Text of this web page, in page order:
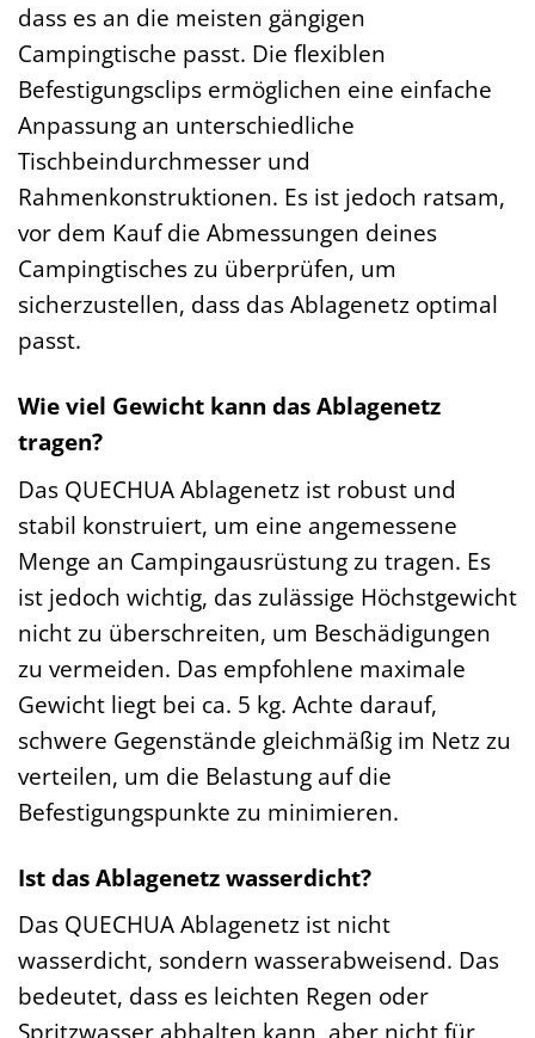
dass es an die meisten gängigen
Campingtische passt. Die flexiblen
Befestigungsclips ermöglichen eine einfache
Anpassung an unterschiedliche
Tischbeindurchmesser und
Rahmenkonstruktionen. Es ist jedoch ratsam,
vor dem Kauf die Abmessungen deines
Campingtisches zu überprüfen, um
sicherzustellen, dass das Ablagenetz optimal
passt.
Wie viel Gewicht kann das Ablagenetz
tragen?
Das QUECHUA Ablagenetz ist robust und
stabil konstruiert, um eine angemessene
Menge an Campingausrüstung zu tragen. Es
ist jedoch wichtig, das zulässige Höchstgewicht
nicht zu überschreiten, um Beschädigungen
zu vermeiden. Das empfohlene maximale
Gewicht liegt bei ca. 5 kg. Achte darauf,
schwere Gegenstände gleichmäßig im Netz zu
verteilen, um die Belastung auf die
Befestigungspunkte zu minimieren.
Ist das Ablagenetz wasserdicht?
Das QUECHUA Ablagenetz ist nicht
wasserdicht, sondern wasserabweisend. Das
bedeutet, dass es leichten Regen oder